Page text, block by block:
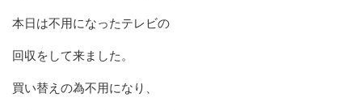
本日は不用になったテレビの
回収をして来ました。
買い替えの為不用になり、